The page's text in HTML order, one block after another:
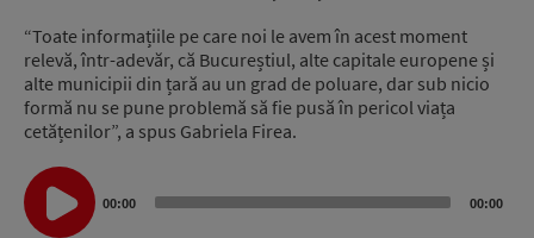
“Toate informațiile pe care noi le avem în acest moment
relevă, într-adevăr, că Bucureștiul, alte capitale europene și
alte municipii din țară au un grad de poluare, dar sub nicio
formă nu se pune problemă să fie pusă în pericol viața
cetățenilor”, a spus Gabriela Firea.
Audio
Player
00:00 00:00